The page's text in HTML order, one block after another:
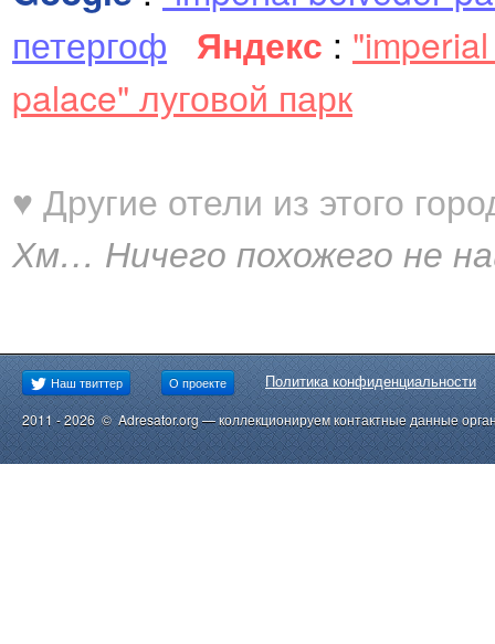
петергоф
Яндекс :
palace" луговой парк
♥ Другие отели из этого
Хм… Ничего похожего не
Наш твиттер О проекте Политика конфиденциальности
2011 - 2026 © Adresator.org — коллекционируем контактные данные